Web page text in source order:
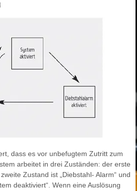
dass es vor unbefugtem Zutritt zum
arbeitet in drei Zuständen: der erste
Zustand ist „Diebstahl- Alarm“ und
deaktiviert“. Wenn eine Auslösung